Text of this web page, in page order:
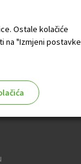
Ostale kolačiće
na "Izmjeni postavke